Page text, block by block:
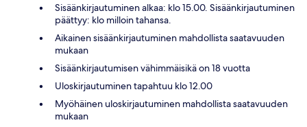
Sisäänkirjautuminen alkaa: klo 15.00. Sisäänkirjautuminen
päättyy: klo milloin tahansa.
Aikainen sisäänkirjautuminen mahdollista saatavuuden
mukaan
Sisäänkirjautumisen vähimmäisikä on 18 vuotta
Uloskirjautuminen tapahtuu klo 12.00
Myöhäinen uloskirjautuminen mahdollista saatavuuden
mukaan